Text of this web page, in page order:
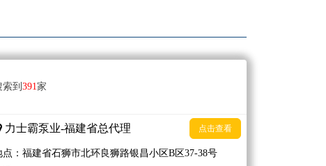
索到 391家
力士霸泵业-福建省总代理 点击查看
点：福建省石狮市北环良狮路银昌小区B区37-38号